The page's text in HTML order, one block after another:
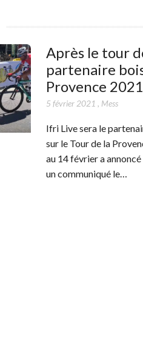
Après le tour
partenaire
Provence 2021
5 février 2021 , Mess
Ifri Live sera le
sur le Tour de la
au 14 février a
un communiqué le…